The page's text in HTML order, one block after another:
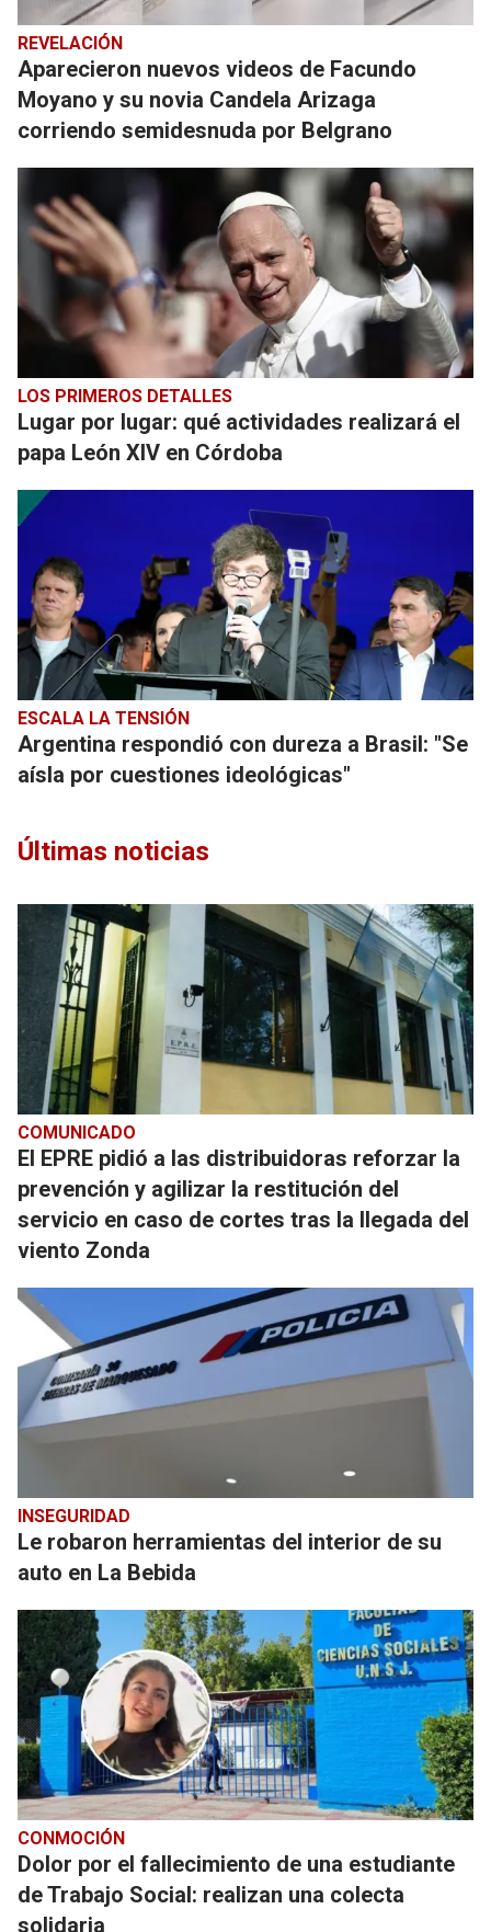
REVELACIÓN
Aparecieron nuevos videos de Facundo
Moyano y su novia Candela Arizaga
corriendo semidesnuda por Belgrano
LOS PRIMEROS DETALLES
Lugar por lugar: qué actividades realizará el
papa León XIV en Córdoba
ESCALA LA TENSIÓN
Argentina respondió con dureza a Brasil: "Se
aísla por cuestiones ideológicas"
Últimas noticias
COMUNICADO
El EPRE pidió a las distribuidoras reforzar la
prevención y agilizar la restitución del
servicio en caso de cortes tras la llegada del
viento Zonda
INSEGURIDAD
Le robaron herramientas del interior de su
auto en La Bebida
CONMOCIÓN
Dolor por el fallecimiento de una estudiante
de Trabajo Social: realizan una colecta
solidaria